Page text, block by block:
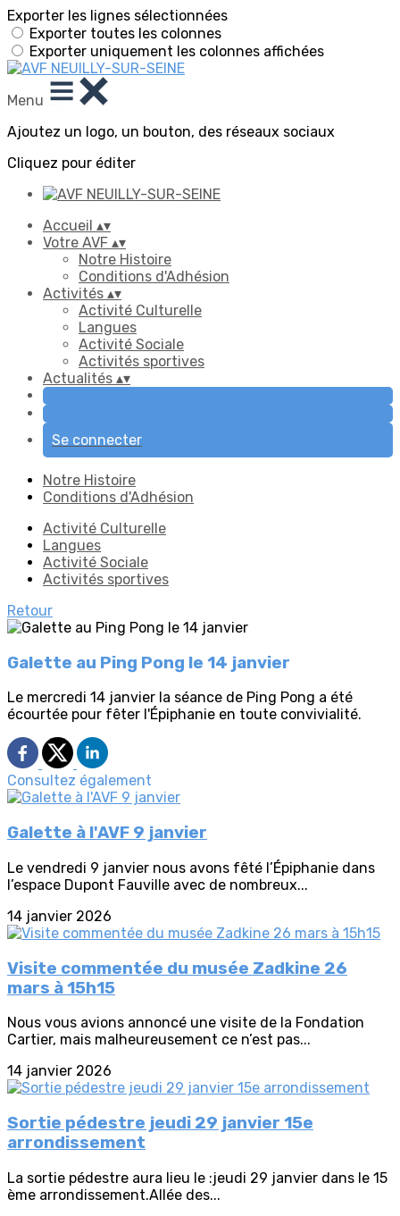
Exporter les lignes sélectionnées
Exporter toutes les colonnes
Exporter uniquement les colonnes affichées
Menu
Ajoutez un logo, un bouton, des réseaux sociaux
Cliquez pour éditer
Accueil ▴▾
Votre AVF ▴▾
Notre Histoire
Conditions d'Adhésion
Activités ▴▾
Activité Culturelle
Langues
Activité Sociale
Activités sportives
Actualités ▴▾
Se connecter
Notre Histoire
Conditions d'Adhésion
Activité Culturelle
Langues
Activité Sociale
Activités sportives
Retour
Galette au Ping Pong le 14 janvier
Le mercredi 14 janvier la séance de Ping Pong a été
écourtée pour fêter l'Épiphanie en toute convivialité.
Consultez également
Galette à l'AVF 9 janvier
Le vendredi 9 janvier nous avons fêté l’Épiphanie dans
l’espace Dupont Fauville avec de nombreux...
14 janvier 2026
Visite commentée du musée Zadkine 26
mars à 15h15
Nous vous avions annoncé une visite de la Fondation
Cartier, mais malheureusement ce n’est pas...
14 janvier 2026
Sortie pédestre jeudi 29 janvier 15e
arrondissement
La sortie pédestre aura lieu le :jeudi 29 janvier dans le 15
ème arrondissement.Allée des...